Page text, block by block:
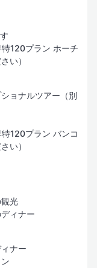
特120プラン ホーチ
い）
ョナルツアー（別
120プラン バンコ
い）
光
ィナー
ナー